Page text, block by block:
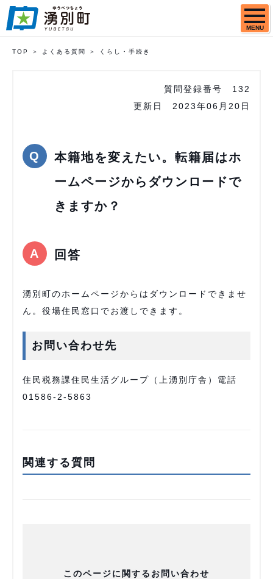
MENU
TOP よくある質問 くらし・手続き
質問登録番号
132
更新日
2023年06月20日
本籍地を変えたい。転籍届はホ
ームページからダウンロードで
きますか？
回答
湧別町のホームページからはダウンロードできませ
ん。役場住民窓口でお渡しできます。
お問い合わせ先
住民税務課住民生活グループ（上湧別庁舎）電話
01586-2-5863
関連する質問
このページに関するお問い合わせ